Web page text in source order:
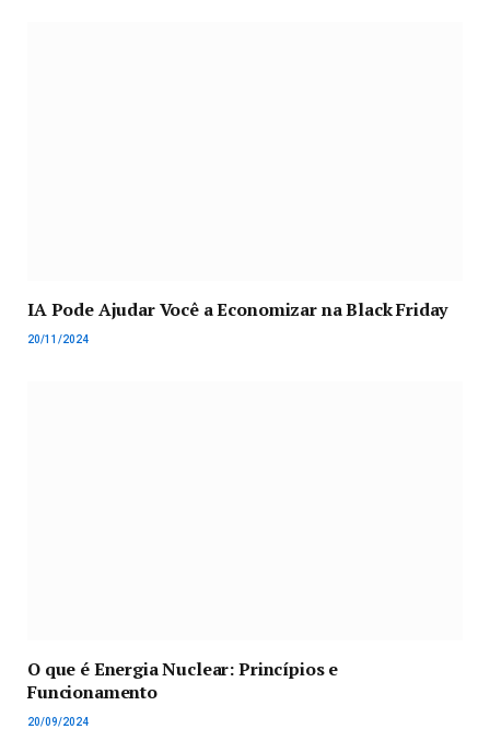
IA Pode Ajudar Você a Economizar na Black Friday
20/11/2024
O que é Energia Nuclear: Princípios e
Funcionamento
20/09/2024